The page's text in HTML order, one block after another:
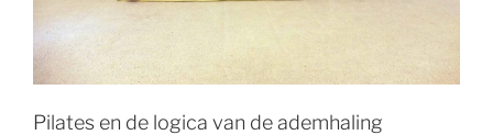
Pilates en de logica van de ademhaling